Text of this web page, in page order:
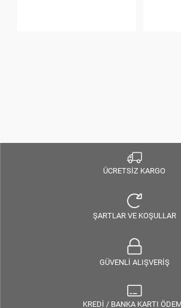
ÜCRETSİZ KARGO
ŞARTLAR VE KOŞULLAR
GÜVENLİ ALIŞVERİŞ
KREDİ / BANKA KARTI